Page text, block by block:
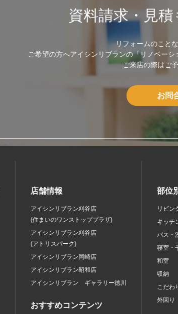
資料請求・見
リフォームのこと
ご希望の方へアイシンリブランの「リノベー
ご来店の際はご
お問
店舗情報
アイシンリブラン刈谷店
(住まいのワンストッププラザ)
アイシンリブラン刈谷店
(アトリスパーク)
アイシンリブラン岡崎店
アイシンリブラン昭和店
アイシンリブラン ギャラリー徳川
おすすめコンテンツ
部位
リビン
キッチ
バス・
寝室・
和室
収納
こだわ
外回り